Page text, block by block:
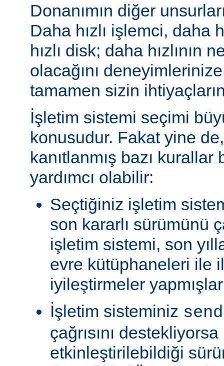
Donanımın diğer
Daha hızlı işlemci, daha
hızlı disk; daha hızlının
olacağını
tamamen sizin
İşletim sistemi seçimi
konusudur. Fakat yine de,
kanıtlanmış bazı
yardımcı olabilir:
Seçtiğiniz işletim
son kararlı sürümünü
işletim sistemi, son
evre kütüphaneleri ile
iyileştirmeler
İşletim sisteminiz
çağrısını
etkinleştirilebildiği